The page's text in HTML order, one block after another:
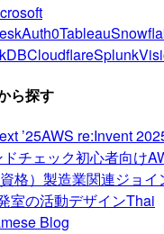
Auth0Tableau
CloudflareSplunk
ら探す
’25AWS re:Invent
チェック初心者向け
格） 製造業関連ジョイ
室の活動デザインThai
Blog